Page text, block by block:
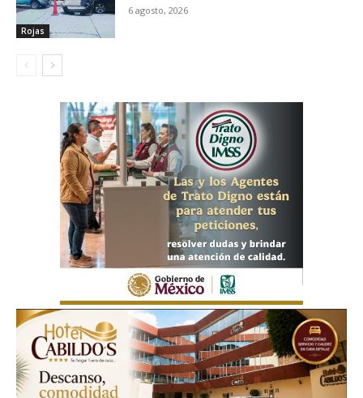
Rojas
6 agosto, 2026